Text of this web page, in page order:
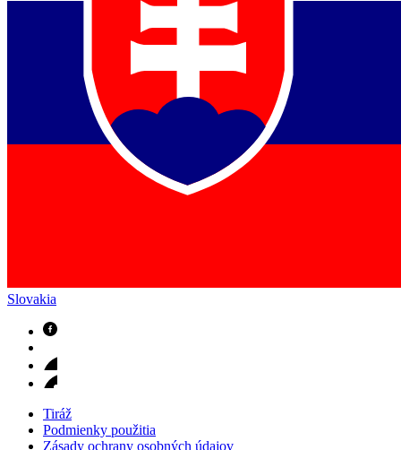
Slovakia
Tiráž
Podmienky použitia
Zásady ochrany osobných údajov